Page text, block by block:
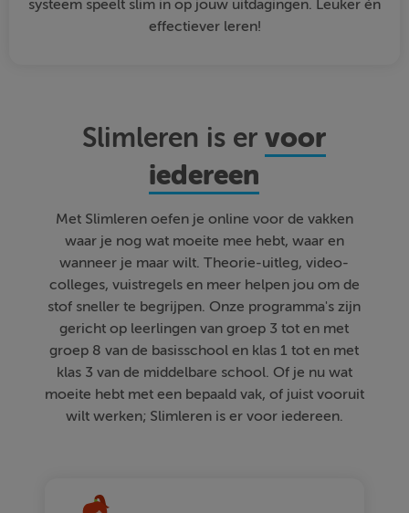
systeem speelt slim in op jouw uitdagingen. Leuker én
effectiever leren!
Slimleren is ervoor
iedereen
Met Slimleren oefen je online voor de vakken
waar je nog wat moeite mee hebt, waar en
wanneer je maar wilt. Theorie-uitleg, video-
colleges, vuistregels en meer helpen jou om de
stof sneller te begrijpen. Onze programma's zijn
gericht op leerlingen van groep 3 tot en met
groep 8 van de basisschool en klas 1 tot en met
klas 3 van de middelbare school. Of je nu wat
moeite hebt met een bepaald vak, of juist vooruit
wilt werken; Slimleren is er voor iedereen.